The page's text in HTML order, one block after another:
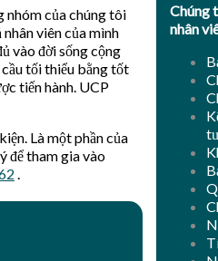
nhóm của chúng tôi
viên của mình
vào đời sống cộng
tối thiểu bằng tốt
tiến hành. UCP
Là một phần của
để tham gia vào
Chúng
nhân